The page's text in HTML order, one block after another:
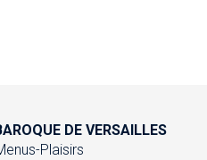
DE VERSAILLES
Plaisirs